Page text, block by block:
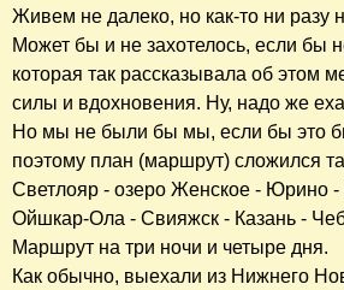
Живем не далеко, но как-то ни разу
Может бы и не захотелось, если бы
которая так рассказывала об этом
силы и вдохновения. Ну, надо же
Но мы не были бы мы, если бы это
поэтому план (маршрут) сложился
Светлояр - озеро Женское - Юрино -
Ойшкар-Ола - Свияжск - Казань -
Маршрут на три ночи и четыре дня.
Как обычно, выехали из Нижнего